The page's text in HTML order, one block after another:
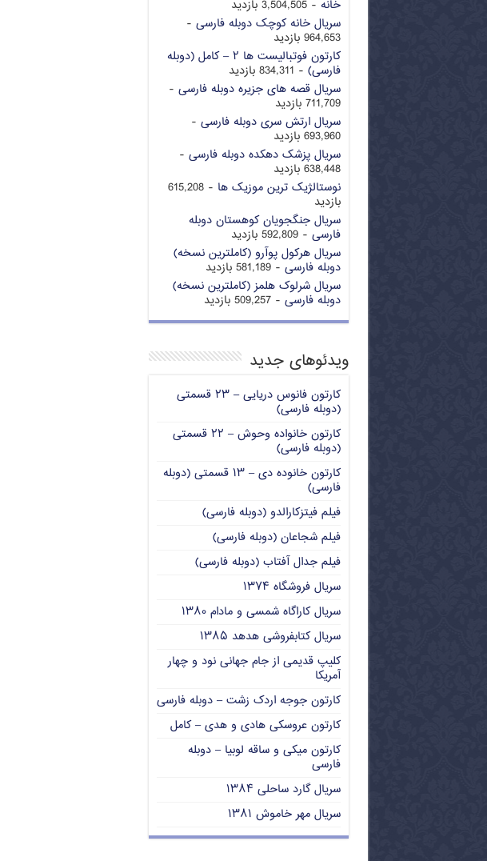
خانه - 3,504,505 بازدید
سریال خانه کوچک دوبله فارسی -
964,653 بازدید
کارتون فوتبالیست ها ۲ – کامل (دوبله
فارسی) - 834,311 بازدید
سریال قصه های جزیره دوبله فارسی -
711,709 بازدید
سریال ارتش سری دوبله فارسی -
693,960 بازدید
سریال پزشک دهکده دوبله فارسی -
638,448 بازدید
نوستالژیک ترین موزیک ها
- 615,208
بازدید
سریال جنگجویان کوهستان دوبله
فارسی - 592,809 بازدید
سریال هرکول پوآرو (کاملترین نسخه)
دوبله فارسی - 581,189 بازدید
سریال شرلوک هلمز (کاملترین نسخه)
دوبله فارسی - 509,257 بازدید
ویدئوهای جدید
کارتون فانوس دریایی – ۲۳ قسمتی
(دوبله فارسی)
کارتون خانواده وحوش – ۲۲ قسمتی
(دوبله فارسی)
کارتون خانوده دی – ۱۳ قسمتی (دوبله
فارسی)
فیلم فیتزکارالدو (دوبله فارسی)
فیلم شجاعان (دوبله فارسی)
فیلم جدال آفتاب (دوبله فارسی)
سریال فروشگاه ۱۳۷۴
سریال کاراگاه شمسی و مادام ۱۳۸۰
سریال کتابفروشی هدهد ۱۳۸۵
کلیپ قدیمی از جام جهانی نود و چهار
آمریکا
کارتون جوجه اردک زشت – دوبله فارسی
کارتون عروسکی هادی و هدی – کامل
کارتون میکی و ساقه لوبیا – دوبله
فارسی
سریال گارد ساحلی ۱۳۸۴
سریال مهر خاموش ۱۳۸۱